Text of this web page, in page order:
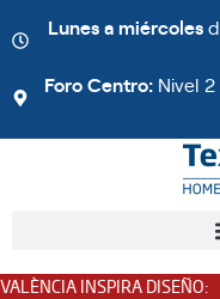
Lunes a miércoles
Foro Centro: Nivel
VALÈNCIA INSPIRA DISEÑO: